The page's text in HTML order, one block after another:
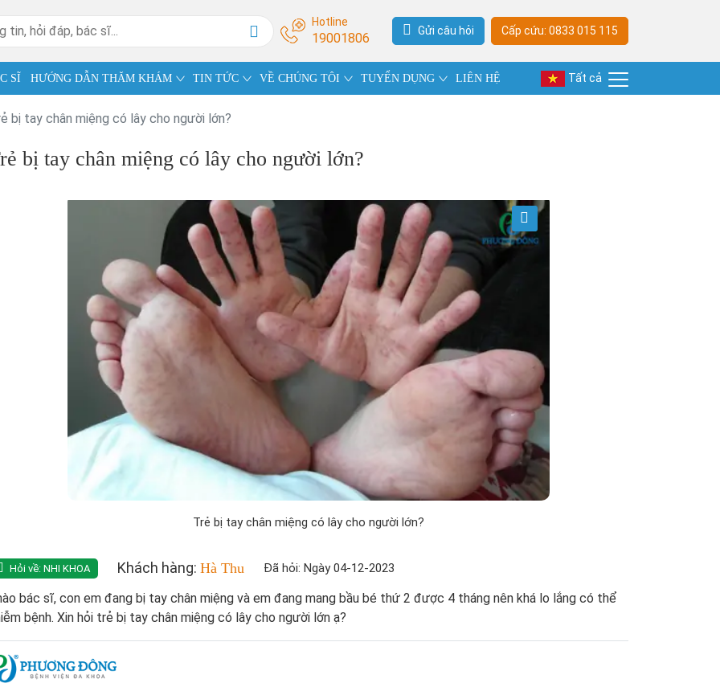
Hotline
19001806 Gửi câu hỏi Cấp cứu: 0833 015 115
SĨ HƯỚNG DẪN THĂM KHÁM TIN TỨC VỀ CHÚNG TÔI TUYỂN DỤNG LIÊN HỆ Tất cả
bị tay chân miệng có lây cho người lớn?
bị tay chân miệng có lây cho người lớn?
Trẻ bị tay chân miệng có lây cho người lớn?
Hỏi về:NHI KHOA Khách hàng: Hà Thu Đã hỏi: Ngày 04-12-2023
bác sĩ, con em đang bị tay chân miệng và em đang mang bầu bé thứ 2 được 4 tháng nên khá lo lắng có thể
bệnh. Xin hỏi trẻ bị tay chân miệng có lây cho người lớn ạ?